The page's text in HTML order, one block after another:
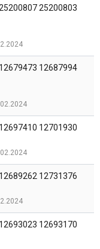
25200803
12687994
12701930
12731376
12693170